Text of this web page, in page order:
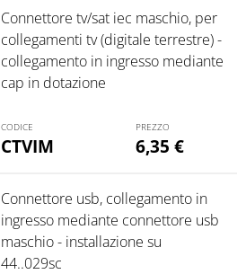
CTVIM
Connettore tv/sat iec maschio, per
collegamenti tv (digitale terrestre) -
collegamento in ingresso mediante
cap in dotazione
6,35 €
Connettore usb, collegamento in
ingresso mediante connettore usb
maschio - installazione su
44..029sc